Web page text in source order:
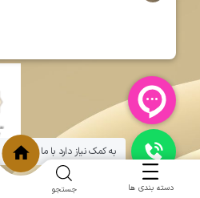
دسته بندی ها جستجو
به کمک نیاز دارد با ما چت کنید